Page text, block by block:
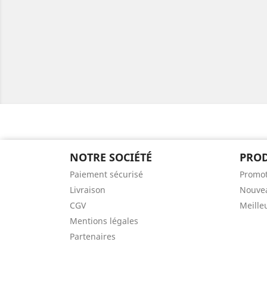
NOTRE SOCIÉTÉ
Paiement sécurisé
Livraison
CGV
Mentions légales
Partenaires